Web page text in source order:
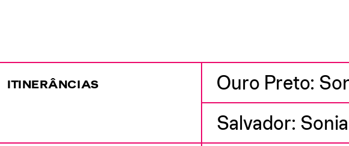
ITINERÂNCIAS
Ouro Preto:
Salvador: